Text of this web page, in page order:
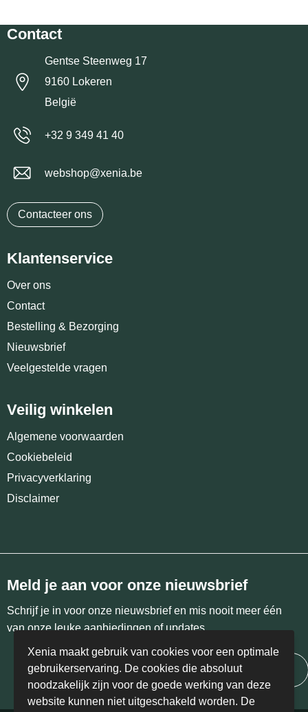
Contact
Gentse Steenweg 17
9160 Lokeren
België
+32 9 349 41 40
webshop@xenia.be
Contacteer ons
Klantenservice
Over ons
Contact
Bestelling & Bezorging
Nieuwsbrief
Veelgestelde vragen
Veilig winkelen
Algemene voorwaarden
Cookiebeleid
Privacyverklaring
Disclaimer
Meld je aan voor onze nieuwsbrief
Schrijf je in voor onze nieuwsbrief en mis nooit meer één
van onze leuke aanbiedingen of updates.
Inschrijven
Xenia maakt gebruik van cookies voor een optimale
gebruikerservaring. De cookies die absoluut
noodzakelijk zijn voor de goede werking van deze
website kunnen niet uitgeschakeld worden. De